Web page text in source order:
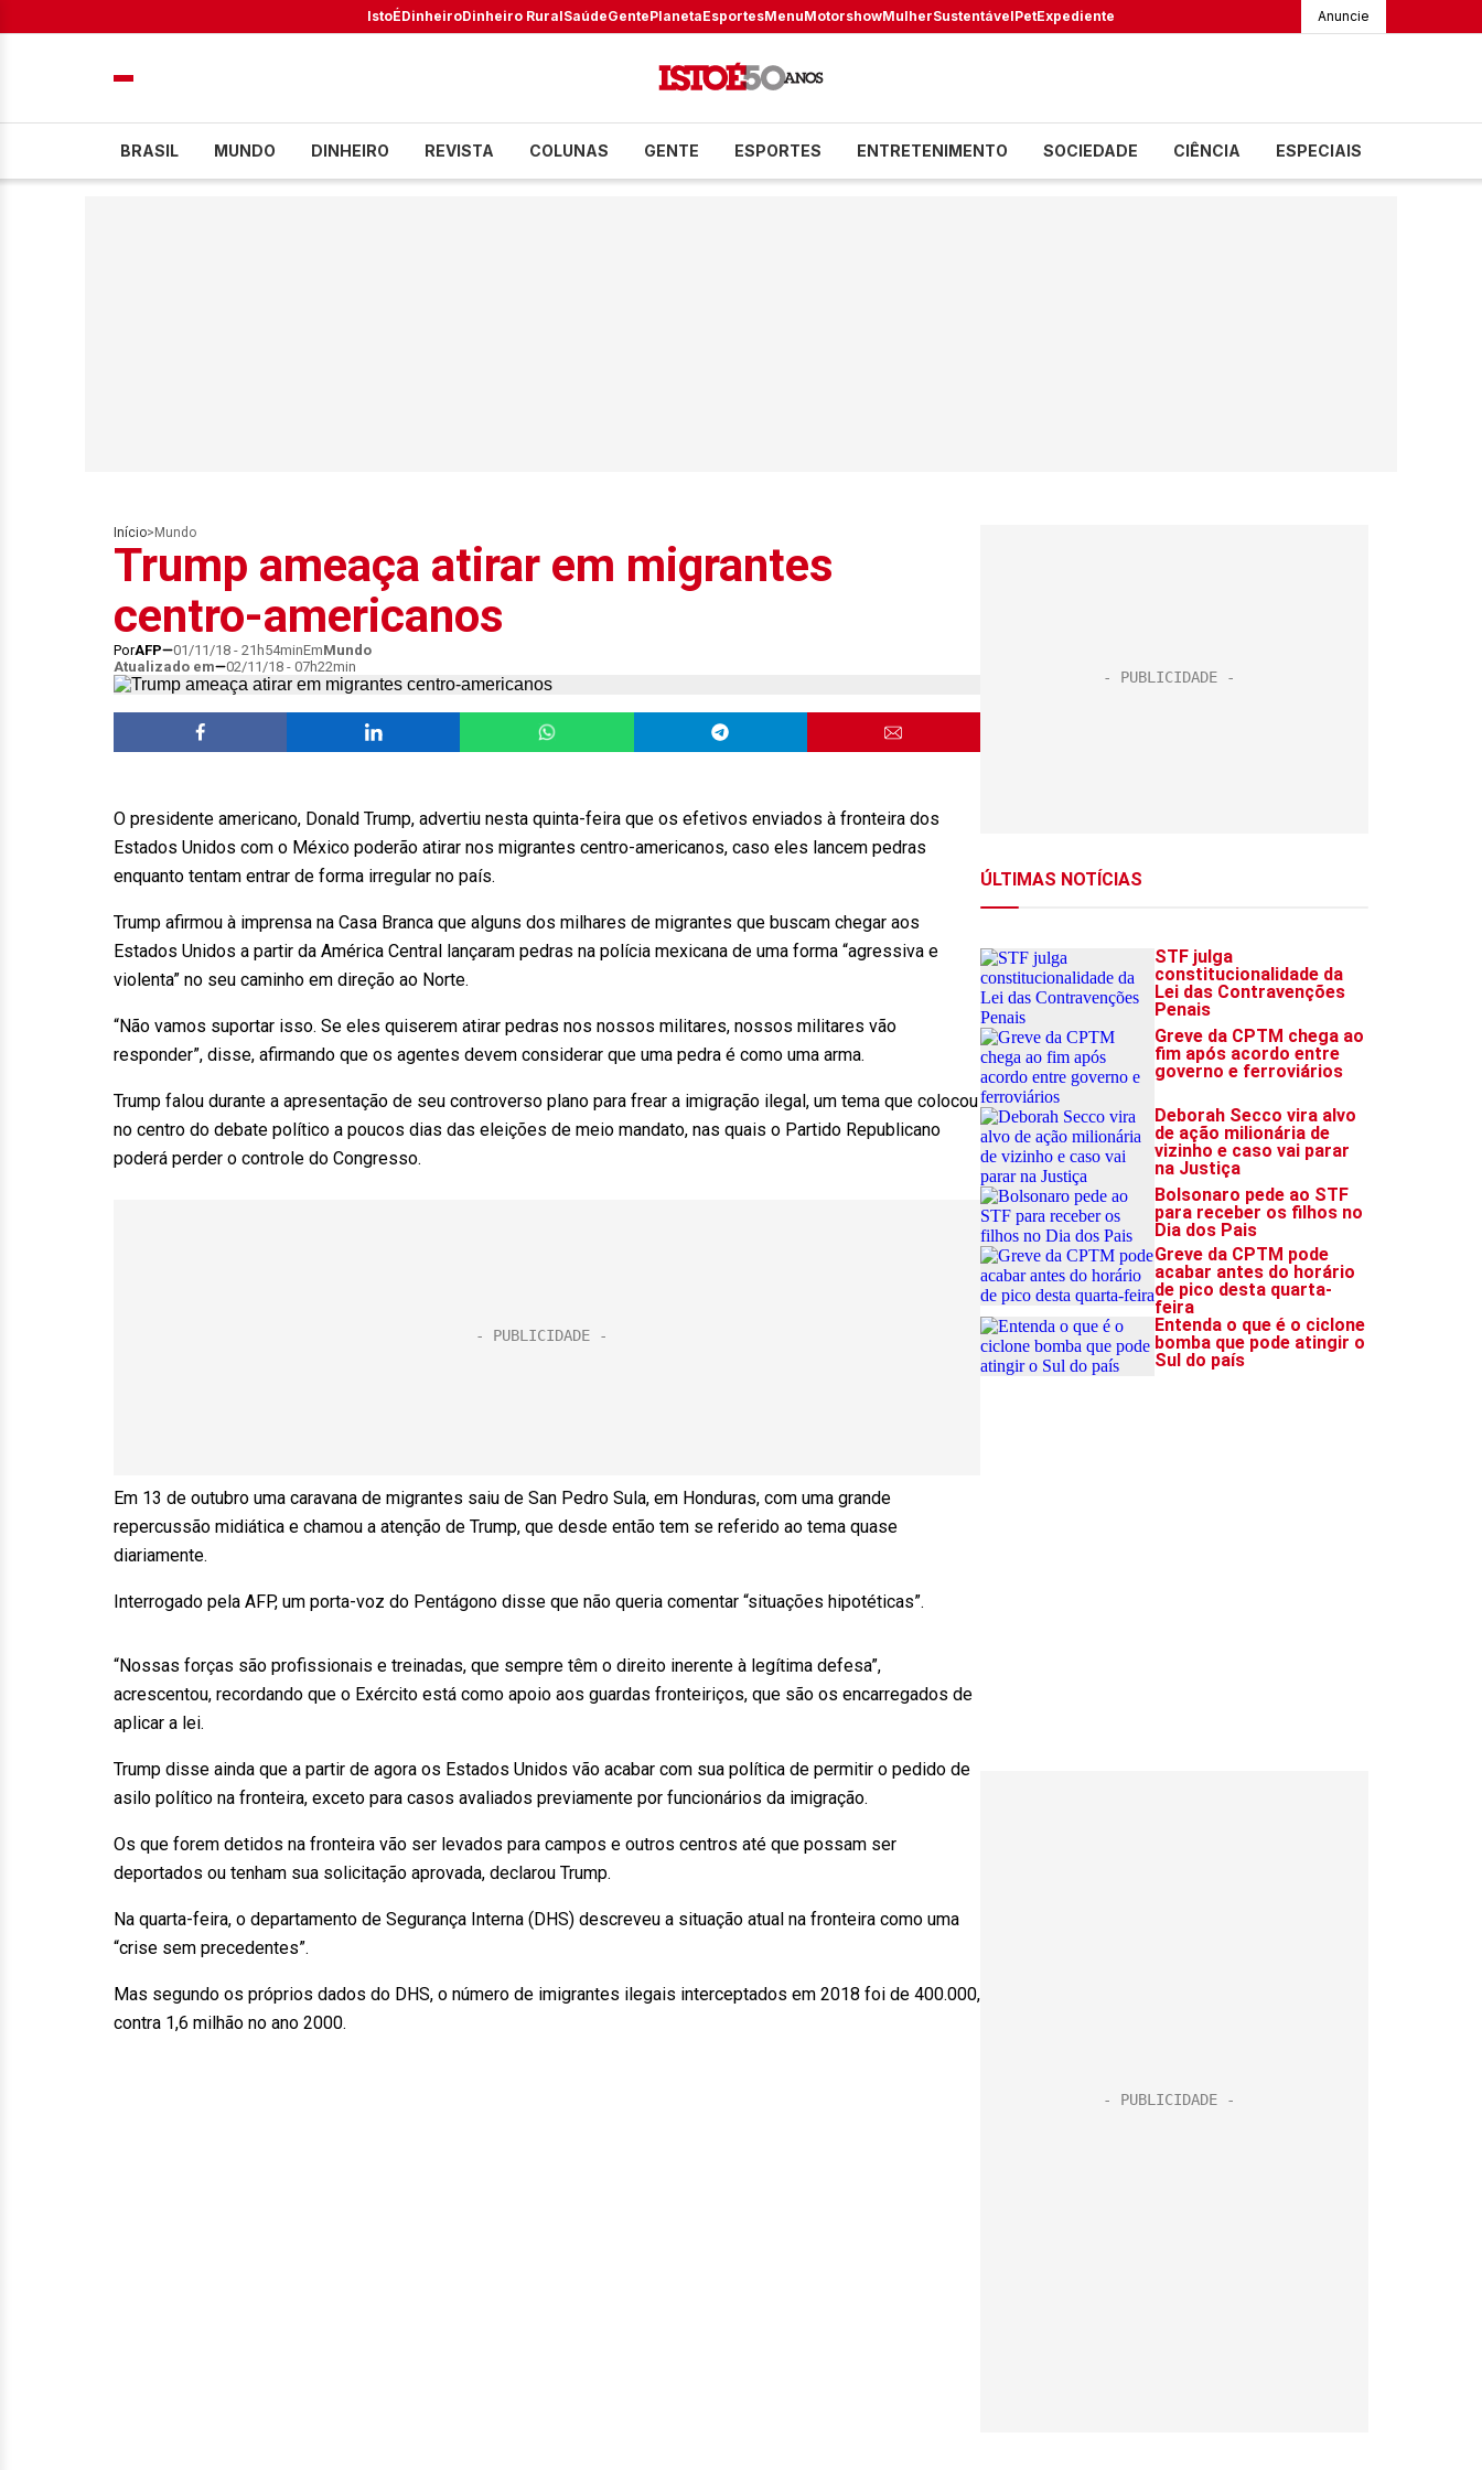
IstoÉDinheiroDinheiro RuralSaúdeGentePlanetaEsportesMenuMotorshowMulherSustentávelPetExpediente Anuncie
BRASIL MUNDO DINHEIRO REVISTA COLUNAS GENTE ESPORTES ENTRETENIMENTO SOCIEDADE CIÊNCIA ESPECIAIS
Início> Mundo
Trump ameaça atirar em migrantes
centro-americanos
PorAFP 01/11/18 - 21h54minEmMundo
Atualizado em
02/11/18 - 07h22min
O presidente americano, Donald Trump, advertiu nesta quinta-feira que os efetivos enviados à fronteira dos
Estados Unidos com o México poderão atirar nos migrantes centro-americanos, caso eles lancem pedras
enquanto tentam entrar de forma irregular no país.
Trump afirmou à imprensa na Casa Branca que alguns dos milhares de migrantes que buscam chegar aos
Estados Unidos a partir da América Central lançaram pedras na polícia mexicana de uma forma “agressiva e
violenta” no seu caminho em direção ao Norte.
“Não vamos suportar isso. Se eles quiserem atirar pedras nos nossos militares, nossos militares vão
responder”, disse, afirmando que os agentes devem considerar que uma pedra é como uma arma.
Trump falou durante a apresentação de seu controverso plano para frear a imigração ilegal, um tema que colocou
no centro do debate político a poucos dias das eleições de meio mandato, nas quais o Partido Republicano
poderá perder o controle do Congresso.
Em 13 de outubro uma caravana de migrantes saiu de San Pedro Sula, em Honduras, com uma grande
repercussão midiática e chamou a atenção de Trump, que desde então tem se referido ao tema quase
diariamente.
Interrogado pela AFP, um porta-voz do Pentágono disse que não queria comentar “situações hipotéticas”.
“Nossas forças são profissionais e treinadas, que sempre têm o direito inerente à legítima defesa”,
acrescentou, recordando que o Exército está como apoio aos guardas fronteiriços, que são os encarregados de
aplicar a lei.
Trump disse ainda que a partir de agora os Estados Unidos vão acabar com sua política de permitir o pedido de
asilo político na fronteira, exceto para casos avaliados previamente por funcionários da imigração.
Os que forem detidos na fronteira vão ser levados para campos e outros centros até que possam ser
deportados ou tenham sua solicitação aprovada, declarou Trump.
Na quarta-feira, o departamento de Segurança Interna (DHS) descreveu a situação atual na fronteira como uma
“crise sem precedentes”.
Mas segundo os próprios dados do DHS, o número de imigrantes ilegais interceptados em 2018 foi de 400.000,
contra 1,6 milhão no ano 2000.